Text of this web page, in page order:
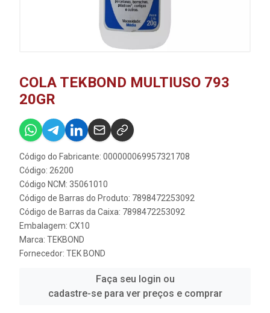
COLA TEKBOND MULTIUSO 793
20GR
Código do Fabricante: 000000069957321708
Código: 26200
Código NCM: 35061010
Código de Barras do Produto: 7898472253092
Código de Barras da Caixa: 7898472253092
Embalagem: CX10
Marca: TEKBOND
Fornecedor: TEK BOND
Faça seu login ou
cadastre-se para ver preços e comprar